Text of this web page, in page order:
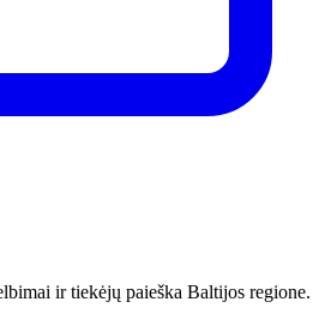
ir tiekėjų paieška Baltijos regione.